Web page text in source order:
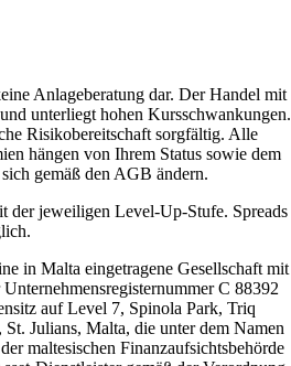
Anlageberatung dar. Der Handel mit
unterliegt hohen Kursschwankungen.
Risikobereitschaft sorgfältig. Alle
hängen von Ihrem Status sowie dem
gemäß den AGB ändern.
der jeweiligen Level-Up-Stufe. Spreads
in Malta eingetragene Gesellschaft mit
C 88392
auf Level 7, Spinola Park, Triq
Julians, Malta, die unter dem Namen
maltesischen Finanzaufsichtsbehörde